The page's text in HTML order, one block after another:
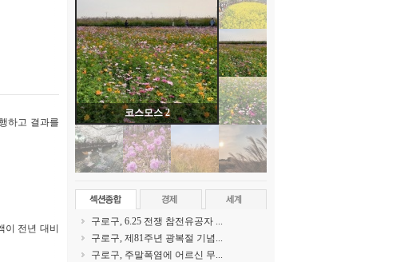
하고 결과를
전년 대비
코스모스 1
구로구, 6.25 전쟁 참전유공자 ...
구로구, 제81주년 광복절 기념...
구로구, 주말폭염에 어르신 무...